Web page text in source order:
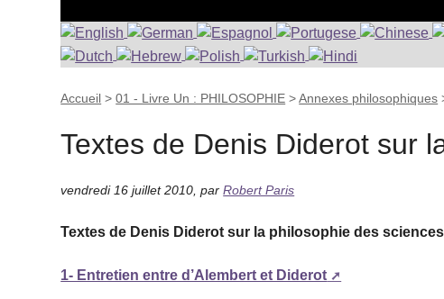
Accueil >01 - Livre Un : PHILOSOPHIE >Annexes philosophiques
Textes de Denis Diderot sur
vendredi 16 juillet 2010 ,parRobert Paris
Textes de Denis Diderot sur la philosophie des sciences
1- Entretien entre d’Alembert et Diderot